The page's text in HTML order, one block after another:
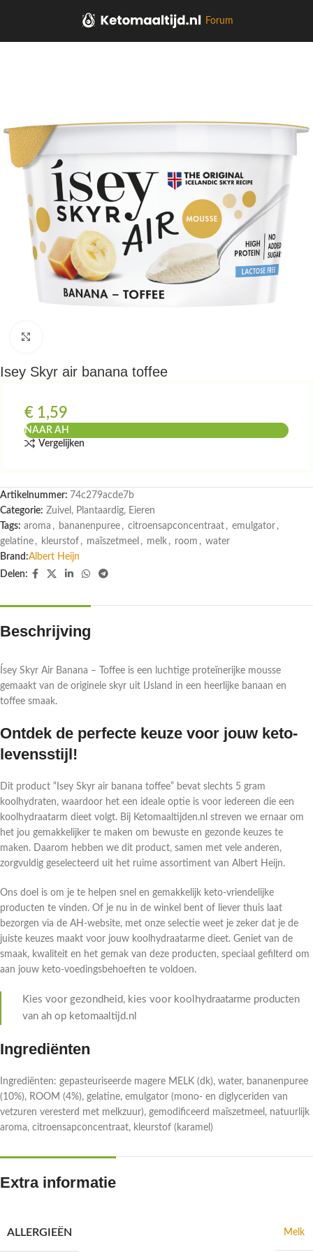
Forum
Isey Skyr air banana toffee
€ 1,59
NAAR AH
Vergelijken
Artikelnummer: 74c279acde7b
Categorie: Zuivel, Plantaardig, Eieren
Tags: aroma , bananenpuree , citroensapconcentraat , emulgator ,
gelatine , kleurstof , maïszetmeel , melk , room , water
Brand:Albert Heijn
Delen:
Beschrijving
Ísey Skyr Air Banana – Toffee is een luchtige proteïnerijke mousse
gemaakt van de originele skyr uit IJsland in een heerlijke banaan en
toffee smaak.
Ontdek de perfecte keuze voor jouw keto-
levensstijl!
Dit product “Isey Skyr air banana toffee” bevat slechts 5 gram
koolhydraten, waardoor het een ideale optie is voor iedereen die een
koolhydraatarm dieet volgt. Bij Ketomaaltijden.nl streven we ernaar om
het jou gemakkelijker te maken om bewuste en gezonde keuzes te
maken. Daarom hebben we dit product, samen met vele anderen,
zorgvuldig geselecteerd uit het ruime assortiment van Albert Heijn.
Ons doel is om je te helpen snel en gemakkelijk keto-vriendelijke
producten te vinden. Of je nu in de winkel bent of liever thuis laat
bezorgen via de AH-website, met onze selectie weet je zeker dat je de
juiste keuzes maakt voor jouw koolhydraatarme dieet. Geniet van de
smaak, kwaliteit en het gemak van deze producten, speciaal gefilterd om
aan jouw keto-voedingsbehoeften te voldoen.
Kies voor gezondheid, kies voor koolhydraatarme producten
van ah op ketomaaltijd.nl
Ingrediënten
Ingrediënten: gepasteuriseerde magere MELK (dk), water, bananenpuree
(10%), ROOM (4%), gelatine, emulgator (mono- en diglyceriden van
vetzuren veresterd met melkzuur), gemodificeerd maïszetmeel, natuurlijk
aroma, citroensapconcentraat, kleurstof (karamel)
Extra informatie
ALLERGIEËN Melk